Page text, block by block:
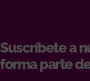
Suscríbete a
forma parte